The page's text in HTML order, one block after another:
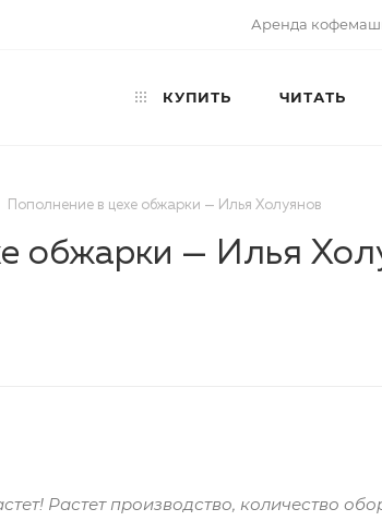
Аренда
КУПИТЬ ЧИТАТЬ
Пополнение в цехе обжарки — Илья Холуянов
обжарки — Илья
Растет производство, количество